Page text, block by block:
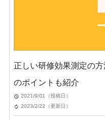
正しい研修効果測定の
のポイントも紹介
2021/9/01（投稿日）
2023/2/22（更新日）